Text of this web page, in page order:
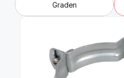
Graden